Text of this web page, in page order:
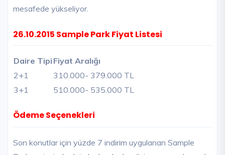
mesafede yükseliyor.
26.10.2015 Sample Park Fiyat Listesi
Daire Tipi Fiyat Aralığı
2+1
310.000- 379.000 TL
3+1
510.000- 535.000 TL
Ödeme Seçenekleri
Son konutlar için yüzde 7 indirim uygulanan Sample